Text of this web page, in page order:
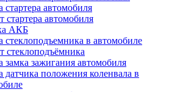
стартера автомобиля
стартера автомобиля
АКБ
стеклоподъемника в автомобиле
стеклоподъёмника
замка зажигания автомобиля
датчика положения коленвала в